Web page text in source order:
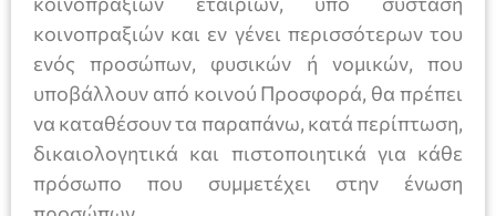
κοινοπραξιών και εν γένει περισσότερων του
ενός προσώπων, φυσικών ή νομικών, που
υποβάλλουν από κοινού Προσφορά, θα πρέπει
να καταθέσουν τα παραπάνω, κατά περίπτωση,
δικαιολογητικά και πιστοποιητικά για κάθε
πρόσωπο που συμμετέχει στην ένωση